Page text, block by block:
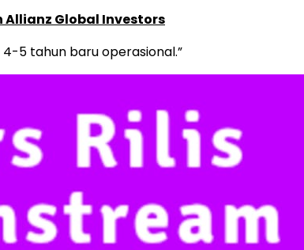
Global Investors
5 tahun baru operasional.”